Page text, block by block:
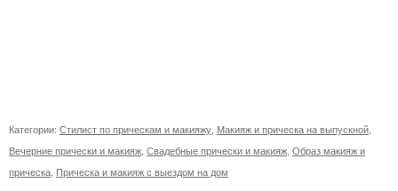
Категории: Стилист по прическам и макияжу Макияж и прическа на выпускной
Вечерние прически и макияж Свадебные прически и макияж Образ макияж и
прическа Прическа и макияж с выездом на дом